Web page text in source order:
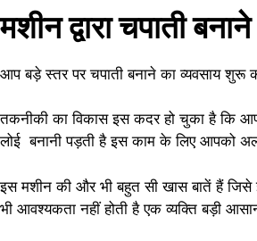
मशीन द्वारा चपाती
आप बड़े स्तर पर चपाती बनाने का व्यवसाय शुरू
तकनीकी का विकास इस कदर हो चुका है कि
लोई बनानी पड़ती है इस काम के लिए आपको
इस मशीन की और भी बहुत सी खास बातें हैं
भी आवश्यकता नहीं होती है एक व्यक्ति बड़ी